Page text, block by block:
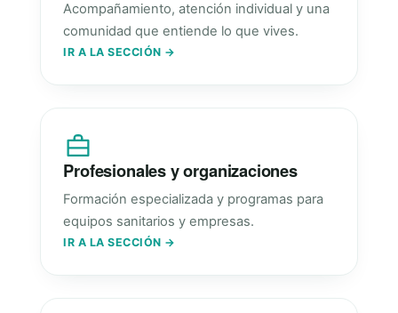
Acompañamiento, atención individual y una
comunidad que entiende lo que vives.
IR A LA SECCIÓN →
Profesionales y organizaciones
Formación especializada y programas para
equipos sanitarios y empresas.
IR A LA SECCIÓN →